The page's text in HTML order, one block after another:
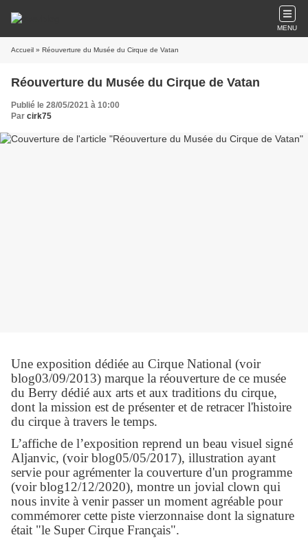
MENU
Accueil » Réouverture du Musée du Cirque de Vatan
Réouverture du Musée du Cirque de Vatan
Publié le 28/05/2021 à 10:00
Par cirk75
Une exposition dédiée au Cirque National (voir
blog03/09/2013) marque la réouverture de ce musée
du Berry dédié aux arts et aux traditions du cirque,
dont la mission est de présenter et de retracer l'histoire
du cirque à travers le temps.
L’affiche de l’exposition reprend un beau visuel signé
Aljanvic, (voir blog05/05/2017), illustration ayant
servie pour agrémenter la couverture d'un programme
(voir blog12/12/2020), montre un jovial clown qui
nous invite à venir passer un moment agréable pour
commémorer cette piste vierzonnaise dont la signature
était "le Super Cirque Français".